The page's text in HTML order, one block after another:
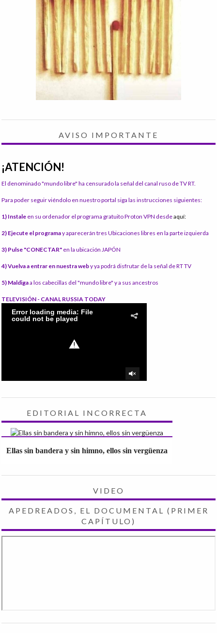
AVISO IMPORTANTE
¡ATENCIÓN!
El denominado "mundo libre" ha censurado la señal del canal ruso de TV RT.
Para poder seguir viéndolo en nuestro portal siga las instrucciones siguientes:
1) Instale en su ordenador el programa gratuito Proton VPN desdeaquí:
2) Ejecute el programay aparecerán tres Ubicaciones libres en la parte izquierda
3) Pulse "CONECTAR" en la ubicación JAPÓN
4) Vuelva a entrar en nuestra weby ya podrá disfrutar de la señal de RT TV
5) Maldigaa los cabecillas del "mundo libre" y a sus ancestros
TELEVISIÓN - CANAL RUSSIA TODAY
EDITORIAL INCORRECTA
Ellas sin bandera y sin himno, ellos sin vergüenza
VIDEO
APEDREADOS, EL DOCUMENTAL (PRIMER
CAPÍTULO)